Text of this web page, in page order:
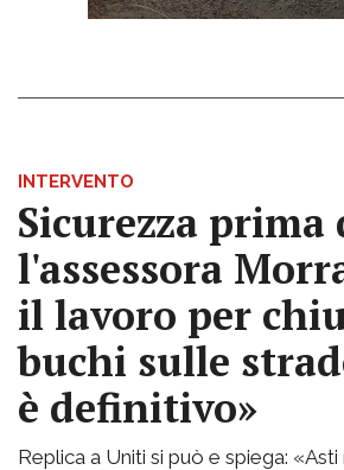
INTERVENTO
Sicurezza
l'assessora
il lavoro per
buchi sulle
è definitivo»
Replica a Uniti si può e spiega: